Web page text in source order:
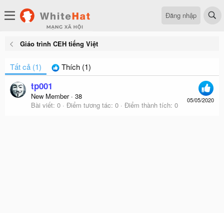
Đăng nhập
Giáo trình CEH tiếng Việt
Tất cả (1) Thích (1)
05/05/2020
tp001
New Member · 38
Bài viết 0 Điểm tương tác 0 Điểm thành tích 0